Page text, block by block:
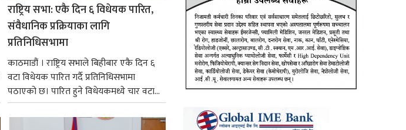
राष्ट्रिय सभा: एकै दिन ६ विधेयक पारित,
संवैधानिक प्रक्रियाका लागि
प्रतिनिधिसभामा
काठमाडौं । राष्ट्रिय सभाले बिहीबार एकै दिन ६
वटा विधेयक पारित गर्दै प्रतिनिधिसभामा
पठाएको छ। पारित हुने विधेयकमध्ये चार वटा...